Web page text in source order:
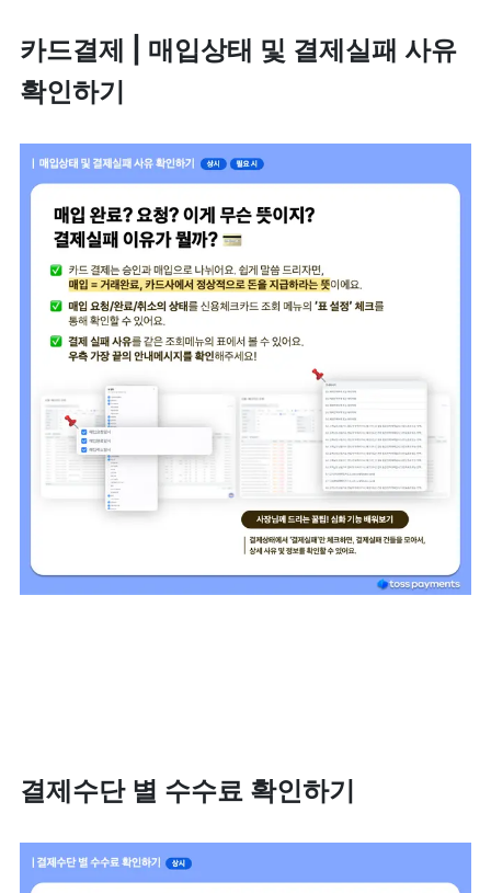
카드결제 | 매입상태 및 결제실패 사유
확인하기
결제수단 별 수수료 확인하기